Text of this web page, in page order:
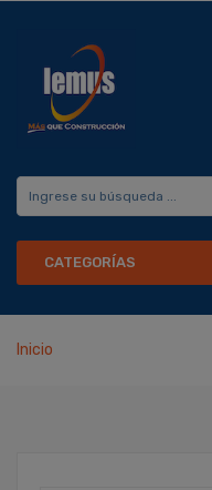
CATEGORÍAS
Inicio